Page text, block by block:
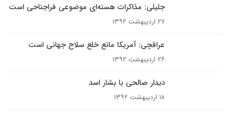
جلیلی:‌ مذاکرات هسته‌ای موضوعی فراجناحی است
۲۷ اردیبهشت ۱۳۹۲
عراقچی: آمریکا مانع خلع سلاح جهانی است
۲۶ اردیبهشت ۱۳۹۲
دیدار صالحی با بشار اسد
۱۸ اردیبهشت ۱۳۹۲